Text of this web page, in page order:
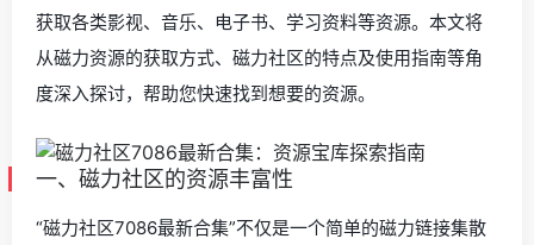
获取各类影视、音乐、电子书、学习资料等资源。本文将
从磁力资源的获取方式、磁力社区的特点及使用指南等角
度深入探讨，帮助您快速找到想要的资源。
一、磁力社区的资源丰富性
“磁力社区7086最新合集”不仅是一个简单的磁力链接集散